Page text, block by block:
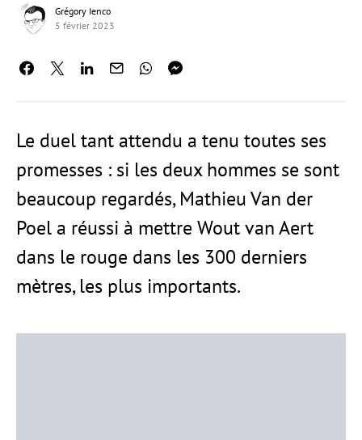
Grégory Ienco
5 février 2023
Le duel tant attendu a tenu toutes ses
promesses : si les deux hommes se sont
beaucoup regardés, Mathieu Van der
Poel a réussi à mettre Wout van Aert
dans le rouge dans les 300 derniers
mètres, les plus importants.